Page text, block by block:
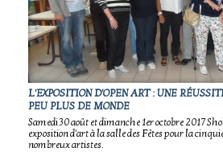
L'EXPOSITION D'OPEN ART : UNE
PEU PLUS DE MONDE
Samedi 30 août et dimanche 1er octobre 2017
exposition d'art à la salle des Fêtes pour la
nombreux artistes.